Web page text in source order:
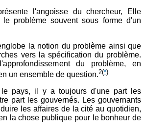
l'angoisse du chercheur, Elle
le problème souvent sous forme d'un
la notion du problème ainsi que
vers la spécification du problème.
du problème, en
un ensemble de question.2(*)
le pays, il y a toujours d'une part les
part les gouvernés. Les gouvernants
les affaires de la cité au quotidien,
la chose publique pour le bonheur de